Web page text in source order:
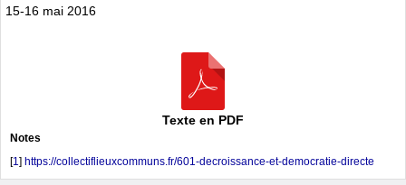
15-16 mai 2016
Texte en PDF
Notes
[1] https://collectiflieuxcommuns.fr/601-decroissance-et-democratie-directe